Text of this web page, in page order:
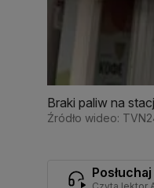
Braki paliw na
Źródło wideo: